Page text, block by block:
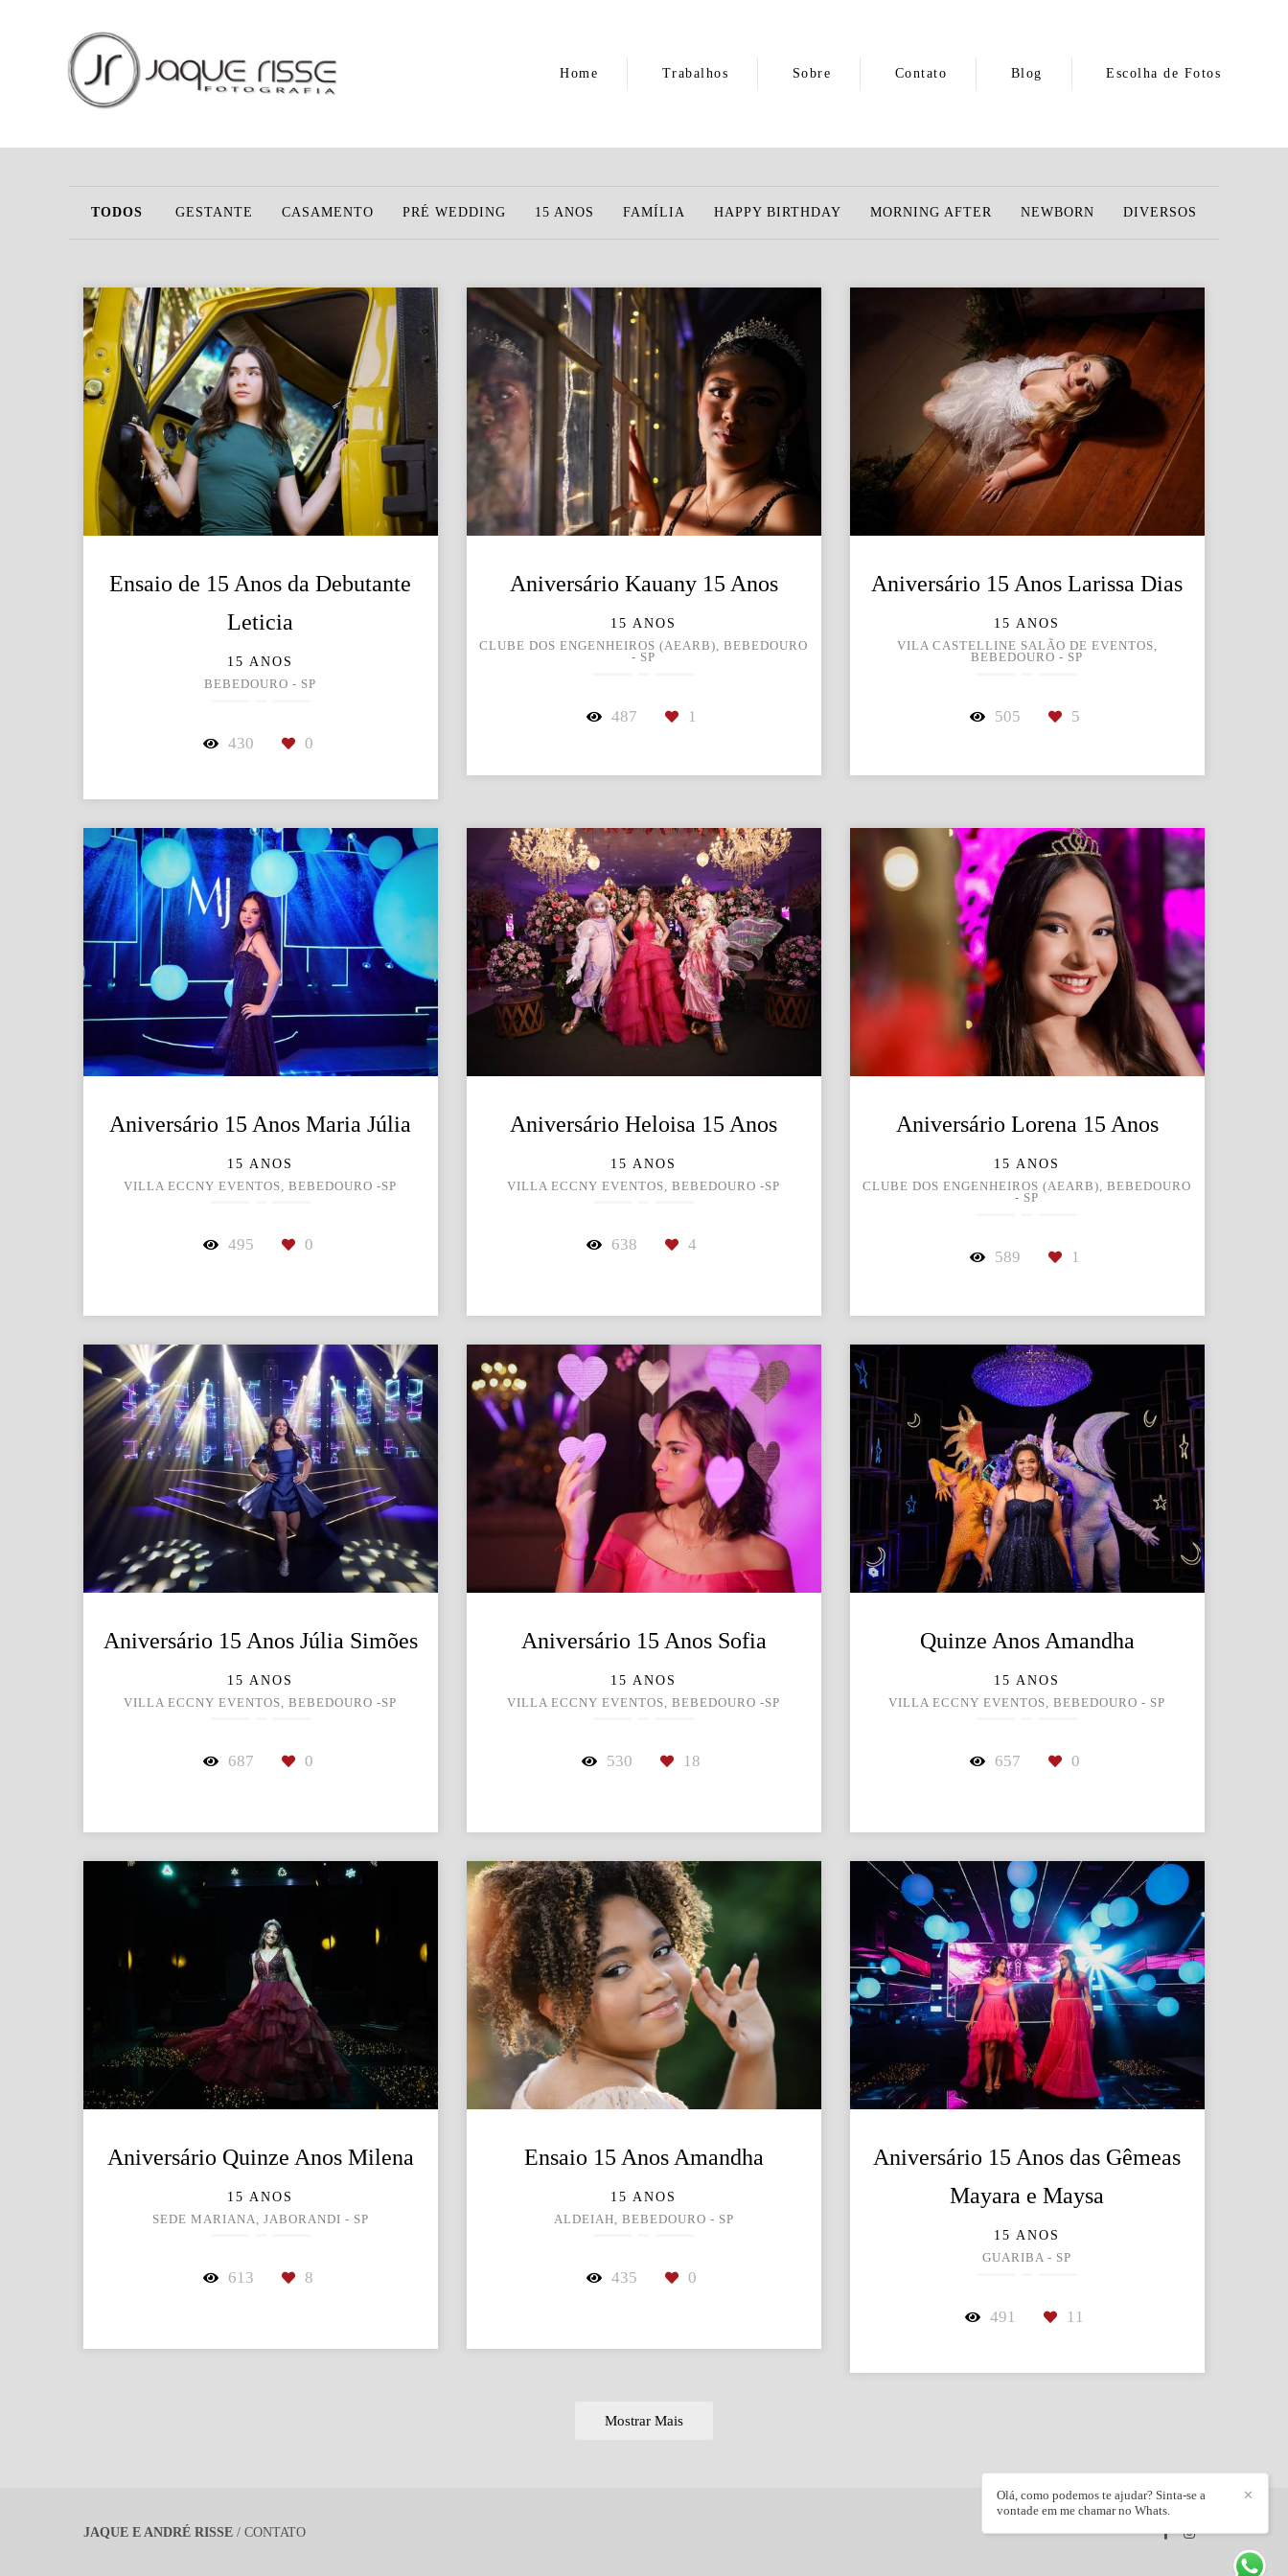
Home Trabalhos Sobre Contato Blog Escolha de Fotos
TODOS GESTANTE CASAMENTO PRÉ WEDDING 15 ANOS FAMÍLIA HAPPY BIRTHDAY MORNING AFTER NEWBORN DIVERSOS
Ensaio de 15 Anos da Debutante
Leticia
15 ANOS
BEBEDOURO - SP
430 0
Aniversário Kauany 15 Anos
15 ANOS
CLUBE DOS ENGENHEIROS (AEARB), BEBEDOURO
- SP
487 1
Aniversário 15 Anos Larissa Dias
15 ANOS
VILA CASTELLINE SALÃO DE EVENTOS,
BEBEDOURO - SP
505 5
Aniversário 15 Anos Maria Júlia
15 ANOS
VILLA ECCNY EVENTOS, BEBEDOURO -SP
495 0
Aniversário Heloisa 15 Anos
15 ANOS
VILLA ECCNY EVENTOS, BEBEDOURO -SP
638 4
Aniversário Lorena 15 Anos
15 ANOS
CLUBE DOS ENGENHEIROS (AEARB), BEBEDOURO
- SP
589 1
Aniversário 15 Anos Júlia Simões
15 ANOS
VILLA ECCNY EVENTOS, BEBEDOURO -SP
687 0
Aniversário 15 Anos Sofia
15 ANOS
VILLA ECCNY EVENTOS, BEBEDOURO -SP
530 18
Quinze Anos Amandha
15 ANOS
VILLA ECCNY EVENTOS, BEBEDOURO - SP
657 0
Aniversário Quinze Anos Milena
15 ANOS
SEDE MARIANA, JABORANDI - SP
613 8
Ensaio 15 Anos Amandha
15 ANOS
ALDEIAH, BEBEDOURO - SP
435 0
Aniversário 15 Anos das Gêmeas
Mayara e Maysa
15 ANOS
GUARIBA - SP
491 11
Mostrar Mais
JAQUE E ANDRÉ RISSE / CONTATO
✕
Olá, como podemos te ajudar? Sinta-se a
vontade em me chamar no Whats.